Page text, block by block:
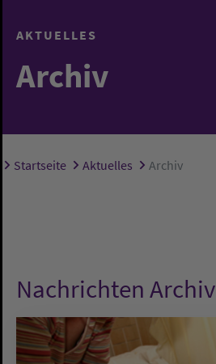
AKTUELLES
Archiv
Sie sind hier:
Startseite Aktuelles Archiv
Nachrichten Archiv